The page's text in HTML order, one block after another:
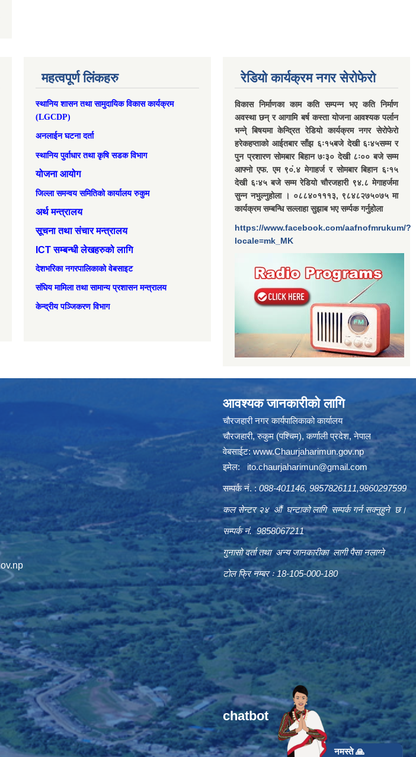
महत्वपूर्ण लिंकहरु
स्थानिय शासन तथा सामुदायिक विकास कार्यक्रम
(LGCDP)
अनलाईन घटना दर्ता
स्थानिय पुर्वाधार तथा कृषि सडक विभाग
योजना आयोग
जिल्ला समन्वय समितिको कार्यालय रुकुम
अर्थ मन्त्रालय
सूचना तथा संचार मन्त्रालय
ICT सम्बन्धी लेखहरुको लागि
देशभरिका नगरपालिकाको वेबसाइट
संघिय मामिला तथा सामान्‍य प्रशासन मन्त्रालय
केन्द्रीय पञ्जिकरण विभाग
रेडियो कार्यक्रम नगर सेरोफेरो
विकास निर्माणका काम कति सम्पन्न भए कति निर्माण
अवस्था छन् र आगामि बर्ष कस्ता योजना आवश्यक पर्लान
भन्ने् बिषयमा केन्द्रित रेडियो कार्यक्रम नगर सेरोफेरो
हरेकहप्ताको आईतबार साँझ ६ः१५बजे देखी ६ः४५सम्म र
पुन प्रशारण सोमबार बिहान ७ः३० देखी ८ः०० बजे सम्म
आफ्नो एफ. एम ९०ं.४ मेगाहर्ज र सोमबार बिहान ६ः१५
देखी ६ः४५ बजे सम्म रेडियो चौरजहारी ९४.८ मेगाहर्जमा
सुन्न नभुल्नुहोला । ०८८४०१११३, ९८४८२७५०७५ मा
कार्यक्रम सम्बन्धि सल्लाहा सुझाब भए सर्म्पक गर्नुहोला
https://www.facebook.com/aafnofmrukum/?
locale=mk_MK
आवश्यक जानकारीको लागि
चौरजहारी नगर कार्यपालिकाको कार्यालय
चौरजहारी, रुकुम (पश्चिम), कर्णाली प्रदेश, नेपाल
वेबसाईट:www.Chaurjaharimun.gov.np
इमेल: ito.chaurjaharimun@gmail.com
सम्पर्क नं. : 088-401146, 9857826111,9860297599
कल सेन्टर २४ औं घन्टाको लागि सम्पर्क गर्न सक्नुहुने छ।
सम्पर्क नं. 9858067211
गुनासो दर्ता तथा अन्य जानकारीका लागी पैसा नलाग्ने
टोल फ्रि नम्बर ः 18-105-000-180
chatbot
नमस्ते 🙏